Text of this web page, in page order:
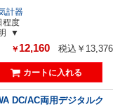
計器
程度
￥ 12,160 税込￥13,376
DC/AC両用デジタルク